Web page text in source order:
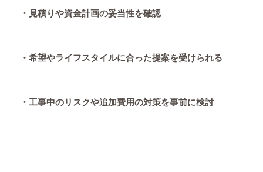
・見積りや資金計画の妥当性を確認
・希望やライフスタイルに合った提案を受けられる
・工事中のリスクや追加費用の対策を事前に検討